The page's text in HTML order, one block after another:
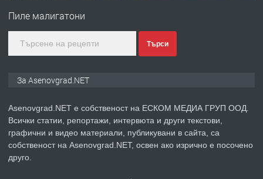
Немски език
преди 2 години
Пиле малигатони
Търси
За Asenovgrad.NET
Asenovgrad.NET е собственост на ЕСКОМ МЕДИА ГРУП ООД.
Всички статии, репортажи, интервюта и други текстови,
графични и видео материали, публикувани в сайта, са
собственост на Asenovgrad.NET, освен ако изрично е посочено
друго.